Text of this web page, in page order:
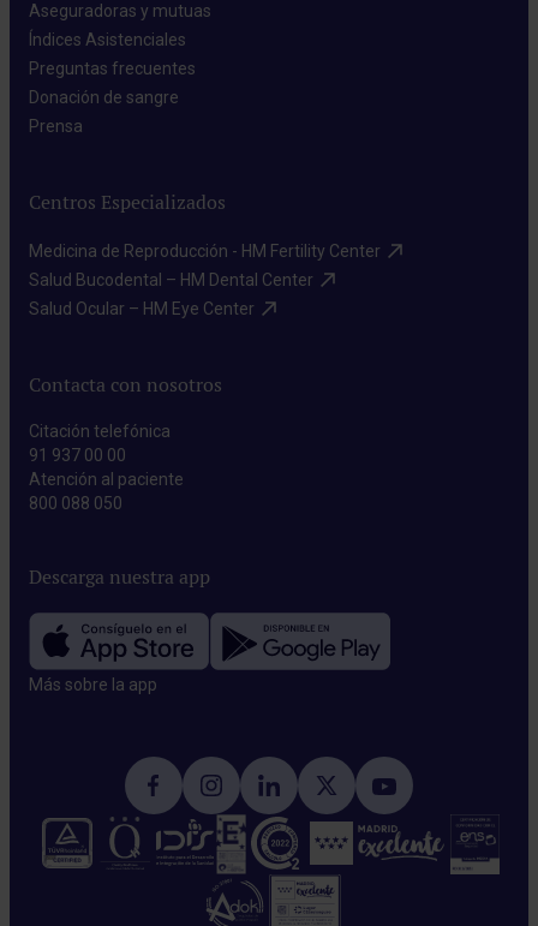
Aseguradoras y mutuas​
Índices Asistenciales​
Preguntas frecuentes​
Donación de sangre​
Prensa​
Centros Especializados
Medicina de Reproducción - HM Fertility Center​
Salud Bucodental – HM Dental Center​
Salud Ocular – HM Eye Center​
Contacta con nosotros
Citación telefónica
91 937 00 00
Atención al paciente
800 088 050
Descarga nuestra app
Más sobre la app​